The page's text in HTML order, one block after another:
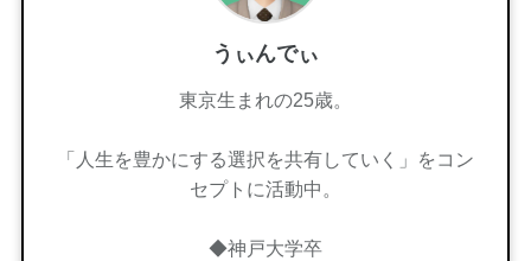
うぃんでぃ
東京生まれの25歳。
「人生を豊かにする選択を共有していく」をコン
セプトに活動中。
◆神戸大学卒